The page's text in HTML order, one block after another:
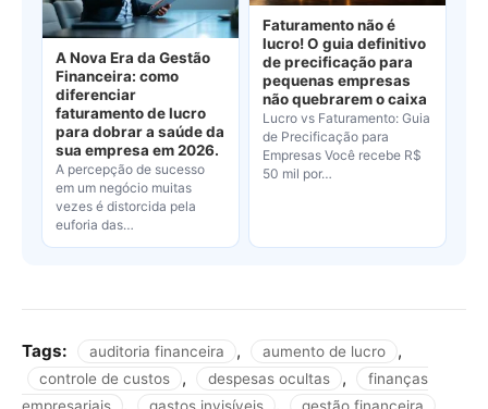
A Nova Era da Gestão
Financeira: como
diferenciar
faturamento de lucro
para dobrar a saúde da
sua empresa em 2026.
A percepção de sucesso
em um negócio muitas
vezes é distorcida pela
euforia das…
Faturamento não é
lucro! O guia definitivo
de precificação para
pequenas empresas
não quebrarem o caixa
Lucro vs Faturamento: Guia
de Precificação para
Empresas Você recebe R$
50 mil por…
Tags: auditoria financeira , aumento de lucro ,
controle de custos , despesas ocultas ,
finanças